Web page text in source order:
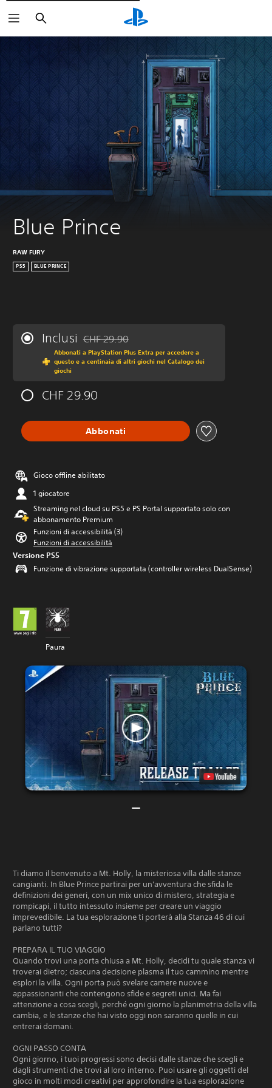
Cerca
Blue Prince
RAW FURY
PS5 BLUE PRINCE
Inclusi Scontato dal prezzo originale di CHF 29.90
CHF 29.90
Abbonati a PlayStation Plus Extra per accedere a
questo e a centinaia di altri giochi nel Catalogo dei
giochi
CHF 29.90
Abbonati
Gioco offline abilitato
1 giocatore
Streaming nel cloud su PS5 e PS Portal supportato solo con
abbonamento Premium
Funzioni di accessibilità (3)
Funzioni di accessibilità
Versione PS5
Funzione di vibrazione supportata (controller wireless DualSense)
Paura
Ti diamo il benvenuto a Mt. Holly, la misteriosa villa dalle stanze
cangianti. In Blue Prince partirai per un'avventura che sfida le
definizioni dei generi, con un mix unico di mistero, strategia e
rompicapi, il tutto intessuto insieme per creare un viaggio
imprevedibile. La tua esplorazione ti porterà alla Stanza 46 di cui
parlano tutti?
PREPARA IL TUO VIAGGIO
Quando trovi una porta chiusa a Mt. Holly, decidi tu quale stanza vi
troverai dietro; ciascuna decisione plasma il tuo cammino mentre
esplori la villa. Ogni porta può svelare camere nuove e
appassionanti che contengono sfide e segreti unici. Ma fai
attenzione a cosa scegli, perché ogni giorno la planimetria della villa
cambia, e le stanze che hai visto oggi non saranno quelle in cui
entrerai domani.
OGNI PASSO CONTA
Ogni giorno, i tuoi progressi sono decisi dalle stanze che scegli e
dagli strumenti che trovi al loro interno. Puoi usare gli oggetti del
gioco in molti modi creativi per approfondire la tua esplorazione